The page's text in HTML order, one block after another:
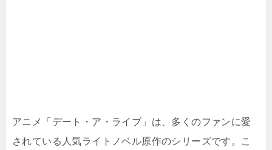
アニメ「デート・ア・ライブ」は、多くのファンに愛
されている人気ライトノベル原作のシリーズです。こ